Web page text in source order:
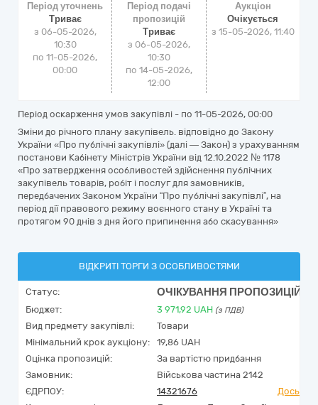
Період уточнень
Триває
з 06-05-2026,
10:30
по 11-05-2026,
00:00
Період подачі
пропозицій
Триває
з 06-05-2026,
10:30
по 14-05-2026,
12:00
Аукціон
Очікується
з 15-05-2026, 11:40
Період оскарження умов закупівлі - по 11-05-2026, 00:00
Зміни до річного плану закупівель. відповідно до Закону
України «Про публічні закупівлі» (далі — Закон) з урахуванням
постанови Кабінету Міністрів України від 12.10.2022 № 1178
«Про затвердження особливостей здійснення публічних
закупівель товарів, робіт і послуг для замовників,
передбачених Законом України “Про публічні закупівлі”, на
період дії правового режиму воєнного стану в Україні та
протягом 90 днів з дня його припинення або скасування»
ВІДКРИТІ ТОРГИ З ОСОБЛИВОСТЯМИ
Статус: ОЧІКУВАННЯ ПРОПОЗИЦІЙ
Бюджет: 3 971,92 UAH (з ПДВ)
Вид предмету закупівлі:
Товари
Мінімальний крок аукціону:
19,86 UAH
Оцінка пропозицій:
За вартістю придбання
Замовник:
Військова частина 2142
ЄДРПОУ:
14321676
Досьє